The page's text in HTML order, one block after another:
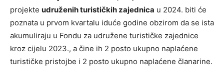
projekte udruženih turističkih zajednica u 2024. biti će
poznata u prvom kvartalu iduće godine obzirom da se ista
akumuliraju u Fondu za udružene turističke zajednice
kroz cijelu 2023., a čine ih 2 posto ukupno naplaćene
turističke pristojbe i 2 posto ukupno naplaćene članarine.